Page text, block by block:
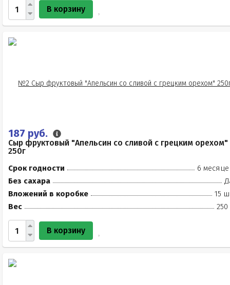
В корзину
187 руб.
Сыр фруктовый "Апельсин со сливой с грецким орехом"
250г
Срок годности
6
Без сахара
Вложений в коробке
15
Вес
250
В корзину